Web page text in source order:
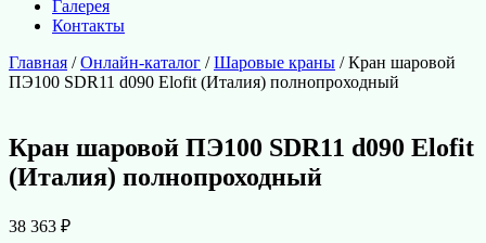
Галерея
Контакты
Главная /Онлайн-каталог /Шаровые краны / Кран шаровой
ПЭ100 SDR11 d090 Elofit (Италия) полнопроходный
Кран шаровой ПЭ100 SDR11 d090 Elofit
(Италия) полнопроходный
38 363 ₽